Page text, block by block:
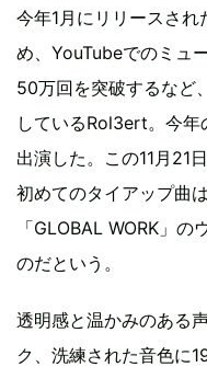
今年1月にリリースされ
め、YouTubeでのミュ
50万回を突破するなど
しているRol3ert。今年
出演した。この11月21
初めてのタイアップ曲
「GLOBAL WORK」
のだという。
透明感と温かみのある
ク、洗練された音色に